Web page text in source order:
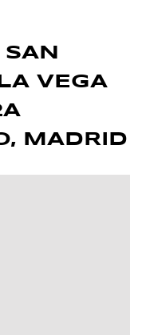
VEGA
MADRID